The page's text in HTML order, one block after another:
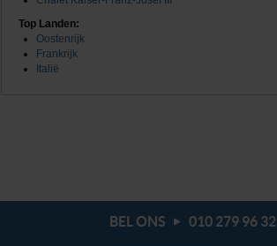
Top Landen:
Oostenrijk
Frankrijk
Italië
BEL ONS 010 279 96 32